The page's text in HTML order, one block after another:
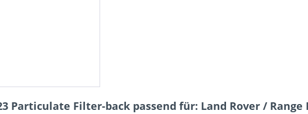
Particulate Filter-back passend für: Land Rover / Range